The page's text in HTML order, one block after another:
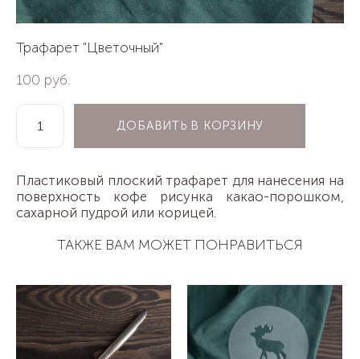
Трафарет "Цветочный"
100 pуб.
ДОБАВИТЬ В КОРЗИНУ
Пластиковый плоский трафарет для нанесения на
поверхность кофе рисунка какао-порошком,
сахарной пудрой или корицей.
ТАКЖЕ ВАМ МОЖЕТ ПОНРАВИТЬСЯ